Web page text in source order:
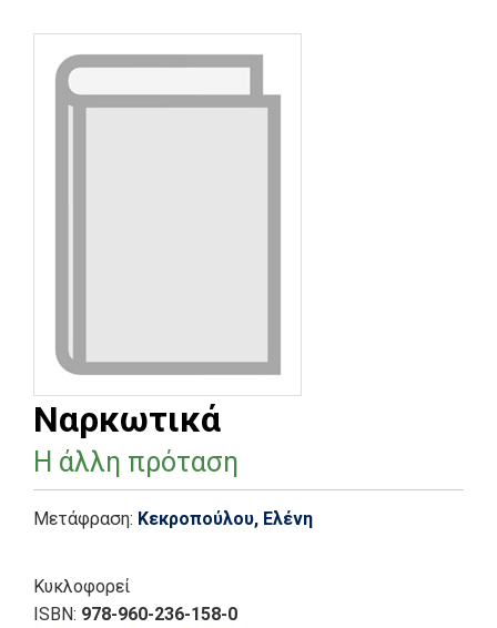
Ναρκωτικά
Η άλλη πρόταση
Μετάφραση: Κεκροπούλου, Ελένη
Κυκλοφορεί
ISBN: 978-960-236-158-0